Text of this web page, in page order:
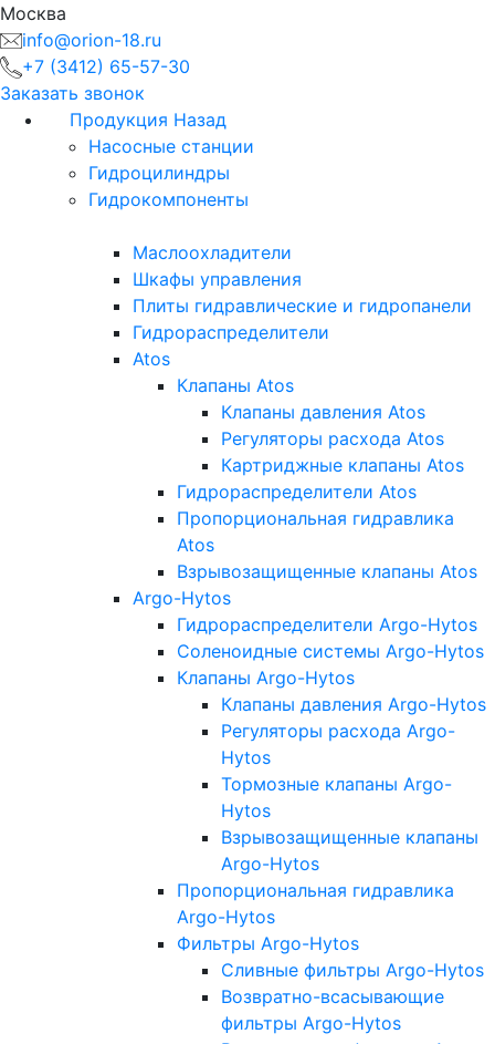
Москва
info@orion-18.ru
+7 (3412) 65-57-30
Заказать звонок
Продукция Назад
Насосные станции
Гидроцилиндры
Гидрокомпоненты
Маслоохладители
Шкафы управления
Плиты гидравлические и гидропанели
Гидрораспределители
Atos
Клапаны Atos
Клапаны давления Atos
Регуляторы расхода Atos
Картриджные клапаны Atos
Гидрораспределители Atos
Пропорциональная гидравлика
Atos
Взрывозащищенные клапаны Atos
Argo-Hytos
Гидрораспределители Argo-Hytos
Соленоидные системы Argo-Hytos
Клапаны Argo-Hytos
Клапаны давления Argo-Hytos
Регуляторы расхода Argo-
Hytos
Тормозные клапаны Argo-
Hytos
Взрывозащищенные клапаны
Argo-Hytos
Пропорциональная гидравлика
Argo-Hytos
Фильтры Argo-Hytos
Сливные фильтры Argo-Hytos
Возвратно-всасывающие
фильтры Argo-Hytos